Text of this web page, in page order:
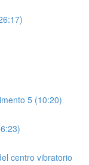
5 (10:20)
centro vibratorio